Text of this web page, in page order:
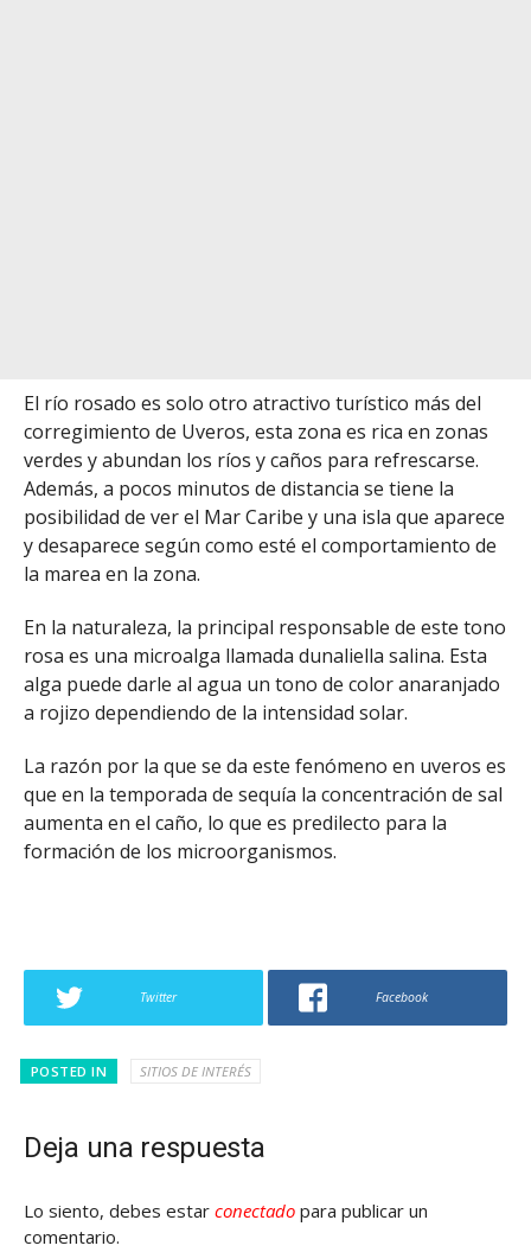
El río rosado es solo otro atractivo turístico más del
corregimiento de Uveros, esta zona es rica en zonas
verdes y abundan los ríos y caños para refrescarse.
Además, a pocos minutos de distancia se tiene la
posibilidad de ver el Mar Caribe y una isla que aparece
y desaparece según como esté el comportamiento de
la marea en la zona.
En la naturaleza, la principal responsable de este tono
rosa es una microalga llamada dunaliella salina. Esta
alga puede darle al agua un tono de color anaranjado
a rojizo dependiendo de la intensidad solar.
La razón por la que se da este fenómeno en uveros es
que en la temporada de sequía la concentración de sal
aumenta en el caño, lo que es predilecto para la
formación de los microorganismos.
Twitter Facebook
POSTED IN SITIOS DE INTERÉS
Deja una respuesta
Lo siento, debes estar conectado para publicar un
comentario.